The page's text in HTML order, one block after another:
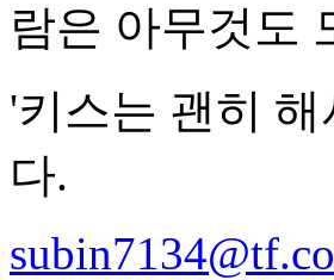
람은 아무것도
'키스는 괜히
다.